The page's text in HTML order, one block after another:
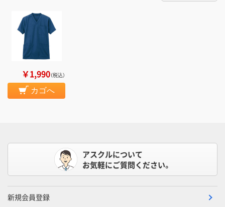
￥1,990（税込）
カゴへ
アスクルについて
お気軽にご質問ください。
新規会員登録